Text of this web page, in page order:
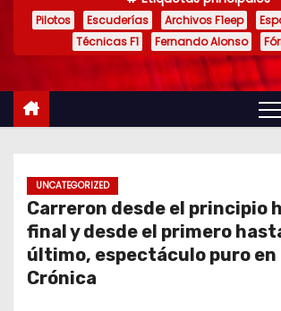
i
Pilotos Escuderías Archivos F1eep
Técnicas F1
Fernando Alonso
UNCATEGORIZED
Carreron desde el principio
final y desde el primero
último, espectáculo puro
Crónica